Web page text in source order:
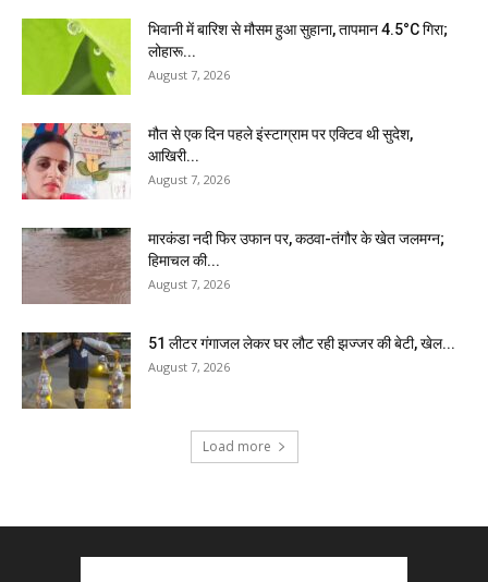
भिवानी में बारिश से मौसम हुआ सुहाना, तापमान 4.5°C गिरा;
लोहारू...
August 7, 2026
मौत से एक दिन पहले इंस्टाग्राम पर एक्टिव थी सुदेश,
आखिरी...
August 7, 2026
मारकंडा नदी फिर उफान पर, कठवा-तंगौर के खेत जलमग्न;
हिमाचल की...
August 7, 2026
51 लीटर गंगाजल लेकर घर लौट रही झज्जर की बेटी, खेल...
August 7, 2026
Load more